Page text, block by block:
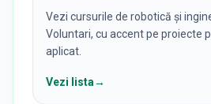
Vezi cursurile de robotică și
Voluntari, cu accent pe proiecte
aplicat.
Vezi lista→